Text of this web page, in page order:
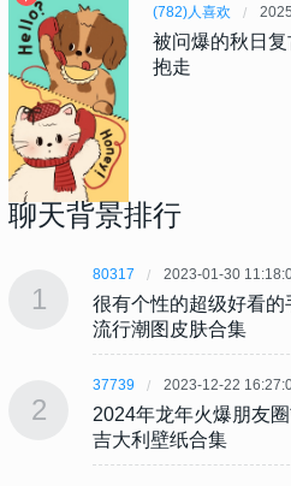
(782)人喜欢
被问爆的秋日
抱走
聊天背景排行
1
80317 2023-01-30
很有个性的超级好看
流行潮图皮肤合集
2
37739 2023-12-22
2024年龙年火爆朋友
吉大利壁纸合集